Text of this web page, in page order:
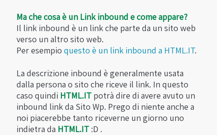
Ma che cosa è un Link inbound e come appare?
Il link inbound è un link che parte da un sito web
verso un altro sito web.
Per esempio questo è un link inbound a HTML.IT.
La descrizione inbound è generalmente usata
dalla persona o sito che riceve il link. In questo
caso quindi HTML.ITpotrà dire di avere avuto un
inbound link da Sito Wp. Prego di niente anche a
noi piacerebbe tanto riceverne un giorno uno
indietra da HTML.IT:D .